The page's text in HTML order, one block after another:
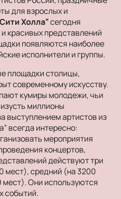
для взрослых и
Холла”сегодня
красивых представлений
появляются наиболее
исполнители и группы.
площадки столицы,
современному искусству.
кумиры молодежи, чьи
миллионы
выступлением артистов из
всегда интересно:
мероприятия
концертов,
действуют три
мест), средний (на 3200
Они используются
событий.